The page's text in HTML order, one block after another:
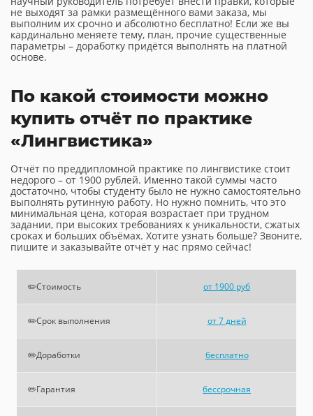
не выходят за рамки размещённого вами заказа, мы
выполним их срочно и абсолютно бесплатно! Если же вы
кардинально меняете тему, план, прочие существенные
параметры – доработку придётся выполнять на платной
основе.
По какой стоимости можно
купить отчёт по практике
«Лингвистика»
Отчёт по преддипломной практике по лингвистике стоит
недорого – от 1900 рублей. Именно такой суммы часто
достаточно, чтобы студенту было не нужно самостоятельно
выполнять рутинную работу. Но нужно помнить, что это
минимальная цена, которая возрастает при трудном
задании, при высоких требованиях к уникальности, сжатых
сроках и больших объёмах. Хотите узнать больше? Звоните,
пишите и заказывайте отчёт у нас прямо сейчас!
✏️Стоимость от 1900 руб
✏️Срок выполнения от 7 дней
✏️Доработки бесплатно
✏️Гарантия бессрочная